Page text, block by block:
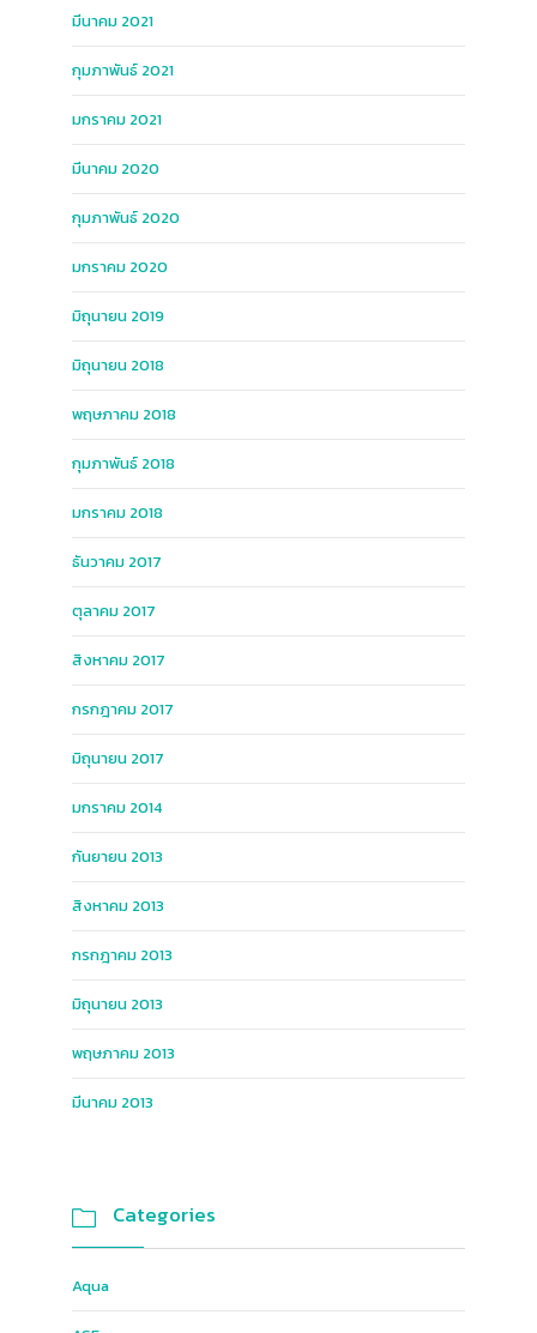
มีนาคม 2021
กุมภาพันธ์ 2021
มกราคม 2021
มีนาคม 2020
กุมภาพันธ์ 2020
มกราคม 2020
มิถุนายน 2019
มิถุนายน 2018
พฤษภาคม 2018
กุมภาพันธ์ 2018
มกราคม 2018
ธันวาคม 2017
ตุลาคม 2017
สิงหาคม 2017
กรกฎาคม 2017
มิถุนายน 2017
มกราคม 2014
กันยายน 2013
สิงหาคม 2013
กรกฎาคม 2013
มิถุนายน 2013
พฤษภาคม 2013
มีนาคม 2013
 Categories
Aqua